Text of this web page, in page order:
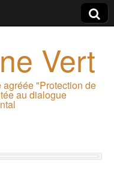
Vert
"Protection de
au dialogue